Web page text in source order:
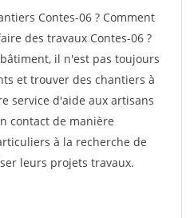
Contes-06 ? Comment
des travaux Contes-06 ?
il n'est pas toujours
et trouver des chantiers à
service d'aide aux artisans
contact de manière
à la recherche de
leurs projets travaux.